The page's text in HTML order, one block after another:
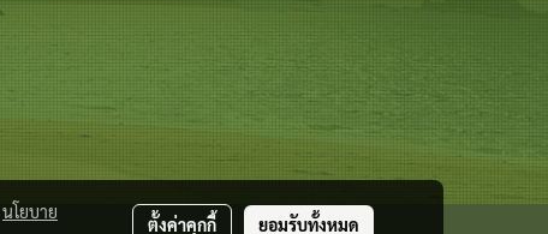
นโยบาย
ตั้งค่าคุกกี้ ยอมรับทั้งหมด